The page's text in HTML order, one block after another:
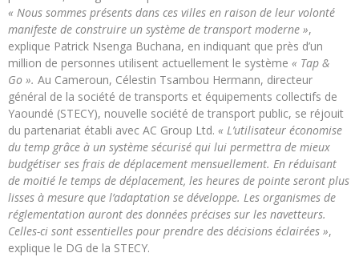
« Nous sommes présents dans ces villes en raison de leur volonté
manifeste de construire un système de transport moderne »,
explique Patrick Nsenga Buchana, en indiquant que près d’un
million de personnes utilisent actuellement le système « Tap &
Go ». Au Cameroun, Célestin Tsambou Hermann, directeur
général de la société de transports et équipements collectifs de
Yaoundé (STECY), nouvelle société de transport public, se réjouit
du partenariat établi avec AC Group Ltd. « L’utilisateur économise
du temp grâce à un système sécurisé qui lui permettra de mieux
budgétiser ses frais de déplacement mensuellement. En réduisant
de moitié le temps de déplacement, les heures de pointe seront plus
lisses à mesure que l’adaptation se développe. Les organismes de
réglementation auront des données précises sur les navetteurs.
Celles-ci sont essentielles pour prendre des décisions éclairées »,
explique le DG de la STECY.